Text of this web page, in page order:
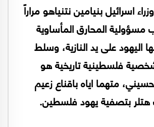
اسرائيل بنيامين نتنياهو مراراً
مسؤولية المحارق المأساوية
اليهود على يد النازية، وسلط
فلسطينية تاريخية هو
متهما اياه باقناع زعيم
هتلر بتصفية يهود فلسطين.